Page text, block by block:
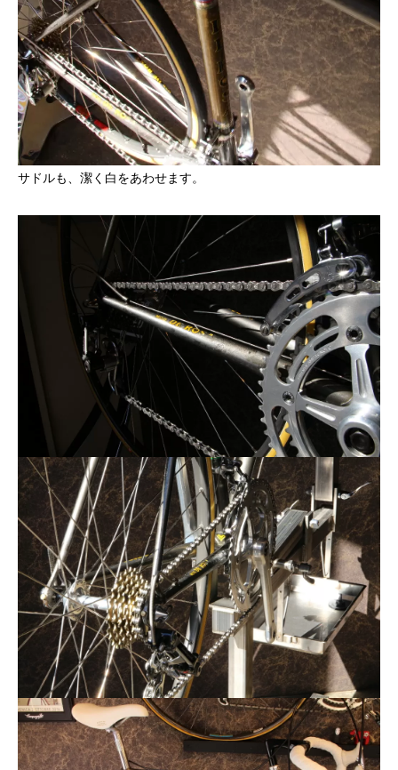
サドルも、潔く白をあわせます。